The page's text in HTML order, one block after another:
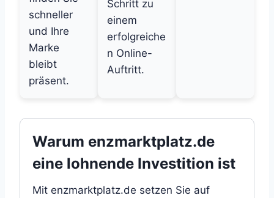
schneller
und Ihre
Marke
bleibt
präsent.
Schritt zu
einem
erfolgreiche
n Online-
Auftritt.
Warum enzmarktplatz.de
eine lohnende Investition ist
Mit enzmarktplatz.de setzen Sie auf